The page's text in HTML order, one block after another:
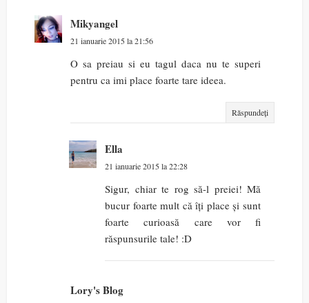
Mikyangel
21 ianuarie 2015 la 21:56
O sa preiau si eu tagul daca nu te superi
pentru ca imi place foarte tare ideea.
Răspundeți
Ella
21 ianuarie 2015 la 22:28
Sigur, chiar te rog să-l preiei! Mă
bucur foarte mult că îți place și sunt
foarte curioasă care vor fi
răspunsurile tale! :D
Lory's Blog